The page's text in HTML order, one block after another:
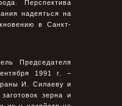
Перспектива
надеяться на
в Санкт-
Председателя
1991 г. –
И. Силаеву и
зерна и